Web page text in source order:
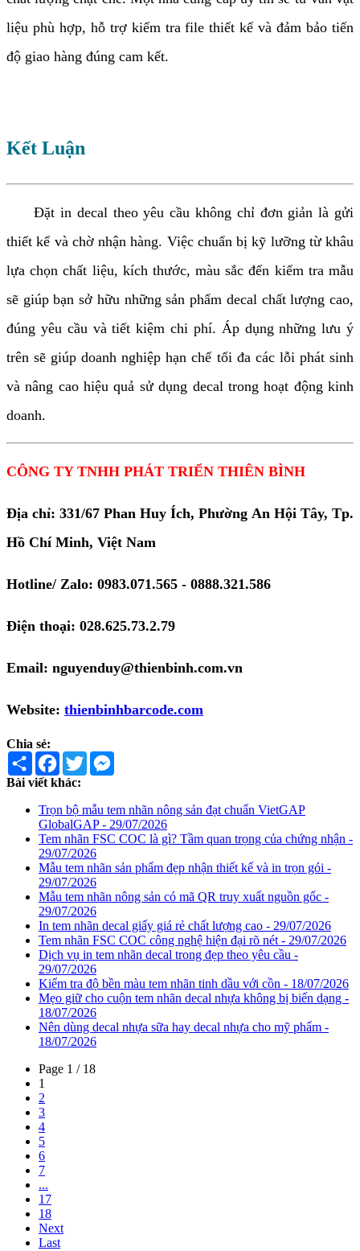
liệu phù hợp, hỗ trợ kiểm tra file thiết kế và đảm bảo tiến
độ giao hàng đúng cam kết.
Kết Luận
Đặt in decal theo yêu cầu không chỉ đơn giản là gửi
thiết kế và chờ nhận hàng. Việc chuẩn bị kỹ lưỡng từ khâu
lựa chọn chất liệu, kích thước, màu sắc đến kiểm tra mẫu
sẽ giúp bạn sở hữu những sản phẩm decal chất lượng cao,
đúng yêu cầu và tiết kiệm chi phí. Áp dụng những lưu ý
trên sẽ giúp doanh nghiệp hạn chế tối đa các lỗi phát sinh
và nâng cao hiệu quả sử dụng decal trong hoạt động kinh
doanh.
CÔNG TY TNHH PHÁT TRIỂN THIÊN BÌNH
Địa chỉ: 331/67 Phan Huy Ích, Phường An Hội Tây, Tp.
Hồ Chí Minh, Việt Nam
Hotline/ Zalo: 0983.071.565 - 0888.321.586
Điện thoại: 028.625.73.2.79
Email: nguyenduy@thienbinh.com.vn
Website: thienbinhbarcode.com
Chia sẻ:
Share Facebook
Twitter
Bài viết khác:
Trọn bộ mẫu tem nhãn nông sản đạt chuẩn VietGAP
GlobalGAP - 29/07/2026
Tem nhãn FSC COC là gì? Tầm quan trọng của chứng nhận -
29/07/2026
Mẫu tem nhãn sản phẩm đẹp nhận thiết kế và in trọn gói -
29/07/2026
Mẫu tem nhãn nông sản có mã QR truy xuất nguồn gốc -
29/07/2026
In tem nhãn decal giấy giá rẻ chất lượng cao - 29/07/2026
Tem nhãn FSC COC công nghệ hiện đại rõ nét - 29/07/2026
Dịch vụ in tem nhãn decal trong đẹp theo yêu cầu -
29/07/2026
Kiểm tra độ bền màu tem nhãn tinh dầu với cồn - 18/07/2026
Mẹo giữ cho cuộn tem nhãn decal nhựa không bị biến dạng -
18/07/2026
Nên dùng decal nhựa sữa hay decal nhựa cho mỹ phẩm -
18/07/2026
Page 1 / 18
1
2
3
4
5
6
7
...
17
18
Next
Last